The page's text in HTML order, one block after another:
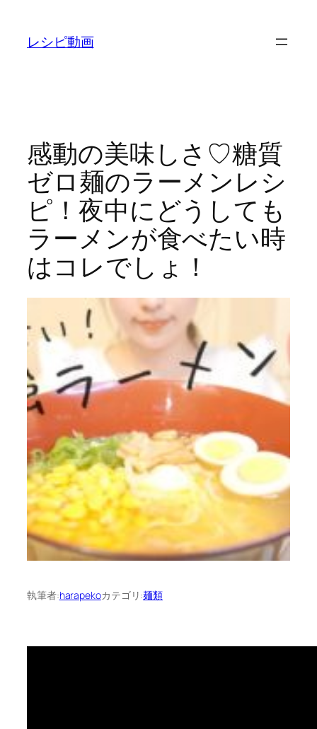
レシピ動画
感動の美味しさ♡糖質
ゼロ麺のラーメンレシ
ピ！夜中にどうしても
ラーメンが食べたい時
はコレでしょ！
執筆者:harapekoカテゴリ:麺類